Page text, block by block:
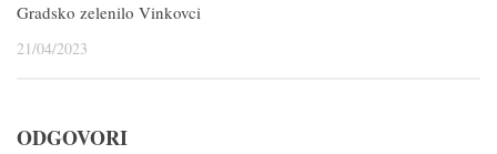
Gradsko zelenilo Vinkovci
21/04/2023
ODGOVORI